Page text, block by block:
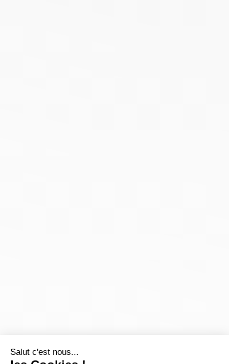
Salut c'est nous...